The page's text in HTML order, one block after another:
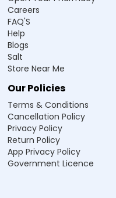
Tetline 250 Tablet
பயன்படுத்துவது
வாகனம் ஓட்டுதல் (Driving):
அடிக்கடி கேட்கப்படும்
Q1. Tetline 250 Tablet
Ans.Tetline 250 Tablet ஒரு
சுவாச பாதை தொற்று, சிறுநீரக
தோல் தொற்று போன்ற bacterial
Careers
FAQ'S
Help
Blogs
Salt
Store Near Me
Our Policies
Terms & Conditions
Cancellation Policy
Privacy Policy
Return Policy
App Privacy Policy
Government Licence